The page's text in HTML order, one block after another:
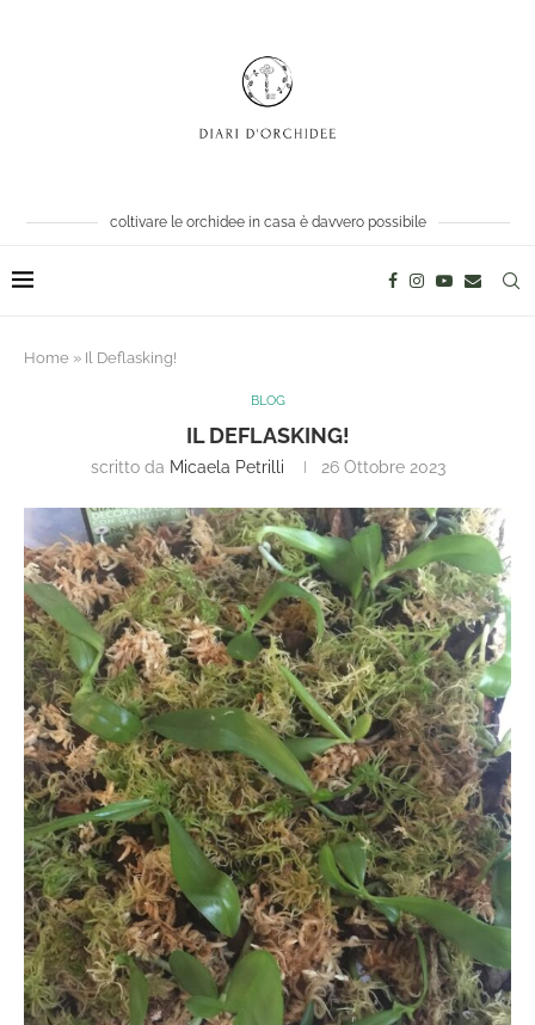
coltivare le orchidee in casa è davvero possibile
Home » Il Deflasking!
BLOG
IL DEFLASKING!
scritto da Micaela Petrilli 26 Ottobre 2023